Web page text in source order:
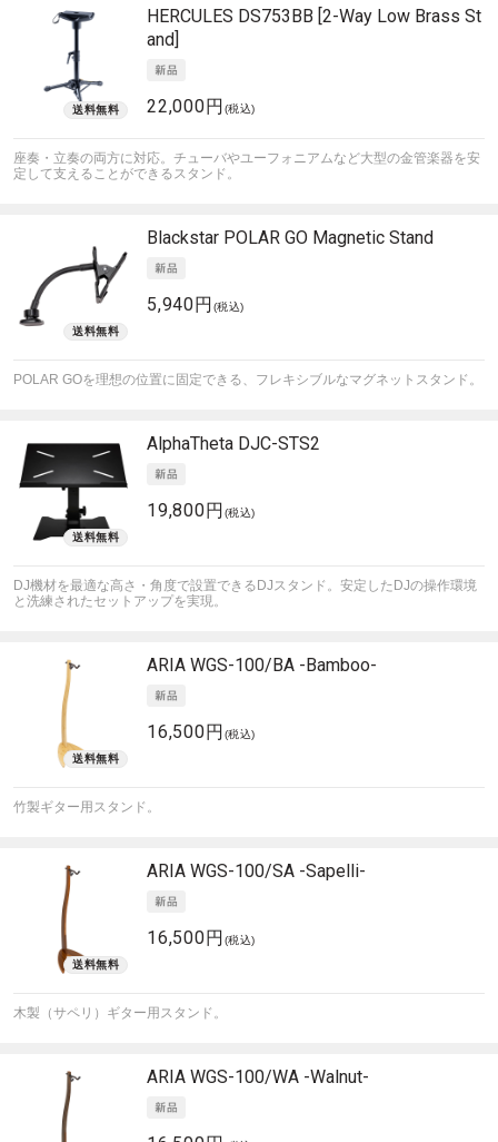
HERCULES DS753BB [2-Way Low Brass St
and]
22,000円 (税込)
座奏・立奏の両方に対応。チューバやユーフォニアムなど大型の金管楽器を安
定して支えることができるスタンド。
Blackstar POLAR GO Magnetic Stand
5,940円 (税込)
POLAR GOを理想の位置に固定できる、フレキシブルなマグネットスタンド。
AlphaTheta DJC-STS2
19,800円 (税込)
DJ機材を最適な高さ・角度で設置できるDJスタンド。安定したDJの操作環境
と洗練されたセットアップを実現。
ARIA WGS-100/BA -Bamboo-
16,500円 (税込)
竹製ギター用スタンド。
ARIA WGS-100/SA -Sapelli-
16,500円 (税込)
木製（サペリ）ギター用スタンド。
ARIA WGS-100/WA -Walnut-